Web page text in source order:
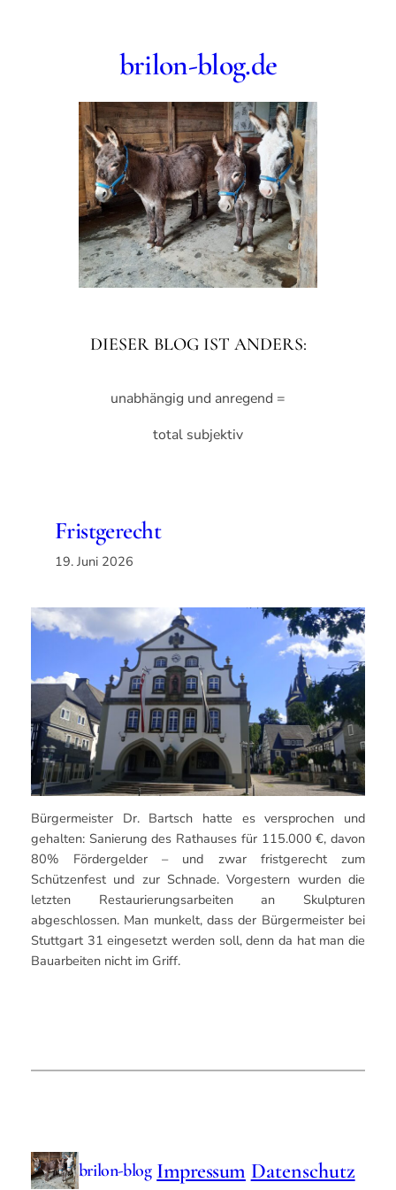
brilon-blog.de
DIESER BLOG IST ANDERS:
unabhängig und anregend =
total subjektiv
Fristgerecht
19. Juni 2026
Bürgermeister Dr. Bartsch hatte es versprochen und
gehalten: Sanierung des Rathauses für 115.000 €, davon
80% Fördergelder – und zwar fristgerecht zum
Schützenfest und zur Schnade. Vorgestern wurden die
letzten Restaurierungsarbeiten an Skulpturen
abgeschlossen. Man munkelt, dass der Bürgermeister bei
Stuttgart 31 eingesetzt werden soll, denn da hat man die
Bauarbeiten nicht im Griff.
brilon-blog Impressum Datenschutz